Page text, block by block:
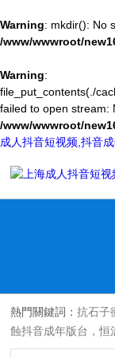
Warning: mkdir(): No
/www/wwwroot/
Warning:
file_put_contents(./
failed to open stream:
/www/wwwroot/
成人抖音短视频,抖音
熱門關鍵詞：抗石子
蝕抖音成年版台，恒
耐氣候老化抖音成年